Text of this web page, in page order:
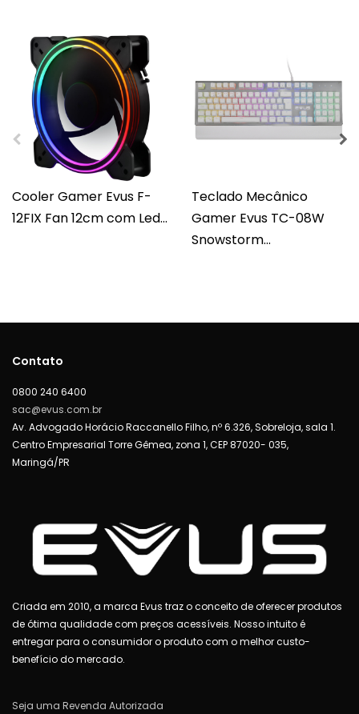
Cooler Gamer Evus F-
12FIX Fan 12cm com Led...
Teclado Mecânico
Gamer Evus TC-08W
Snowstorm...
Contato
0800 240 6400
sac@evus.com.br
Av. Advogado Horácio Raccanello Filho, nº 6.326, Sobreloja, sala 1.
Centro Empresarial Torre Gêmea, zona 1, CEP 87020- 035,
Maringá/PR
Criada em 2010, a marca Evus traz o conceito de oferecer produtos
de ótima qualidade com preços acessíveis. Nosso intuito é
entregar para o consumidor o produto com o melhor custo-
benefício do mercado.
Seja uma Revenda Autorizada